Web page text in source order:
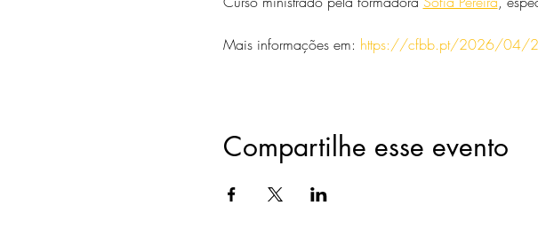
Mais informações em: https://cfbb.pt/2026/04/22/
Compartilhe esse evento